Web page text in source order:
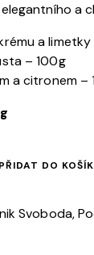
a
a
– 100g
a citronem –
PŘIDAT DO
Svoboda,